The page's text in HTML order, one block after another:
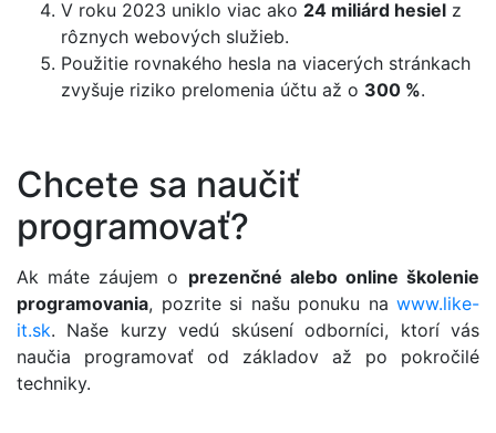
V roku 2023 uniklo viac ako 24 miliárd hesiel z
rôznych webových služieb.
Použitie rovnakého hesla na viacerých stránkach
zvyšuje riziko prelomenia účtu až o 300 %.
Chcete sa naučiť
programovať?
Ak máte záujem o prezenčné alebo online školenie
programovania, pozrite si našu ponuku na www.like-
it.sk. Naše kurzy vedú skúsení odborníci, ktorí vás
naučia programovať od základov až po pokročilé
techniky.